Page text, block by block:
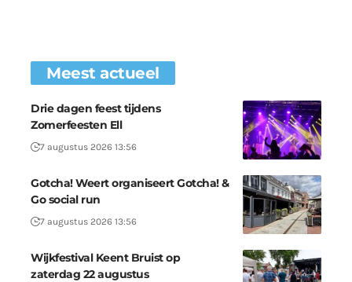
Meest actueel
Drie dagen feest tijdens
Zomerfeesten Ell
7 augustus 2026 13:56
Gotcha! Weert organiseert Gotcha! &
Go social run
7 augustus 2026 13:56
Wijkfestival Keent Bruist op
zaterdag 22 augustus